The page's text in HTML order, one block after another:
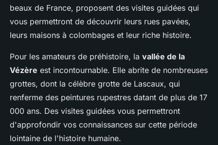
beaux de France, proposent des visites guidées qui
vous permettront de découvrir leurs rues pavées,
leurs maisons à colombages et leur riche histoire.
Pour les amateurs de préhistoire, la vallée de la
Vézère est incontournable. Elle abrite de nombreuses
grottes, dont la célèbre grotte de Lascaux, qui
renferme des peintures rupestres datant de plus de 17
000 ans. Des visites guidées vous permettront
d'approfondir vos connaissances sur cette période
lointaine de l'histoire humaine.